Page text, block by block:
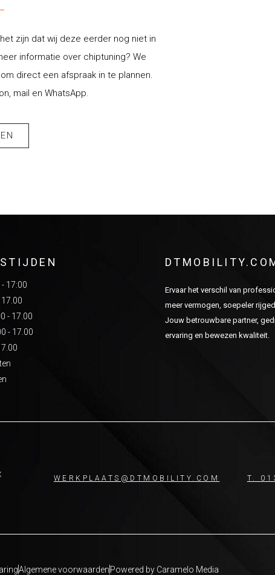
zijn dat wij deze eerder nog niet in
informatie over chiptuning? We
direct een afspraak in te plannen.
mail en WhatsApp.
17:00
- 17.00
- 17.00
Ervaar het verschil van
meer vermogen, soepeler
Jouw betrouwbare partner,
ervaring en bewezen kwaliteit.
WERKPLAATS@DTMOBILITY.COM T.
Algemene voorwaardenPowered by Caramelo Media